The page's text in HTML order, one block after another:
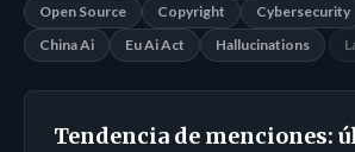
Open Source
Copyright Cybersecurity
China Ai
Eu Ai Act Hallucinations
Tendencia de menciones: